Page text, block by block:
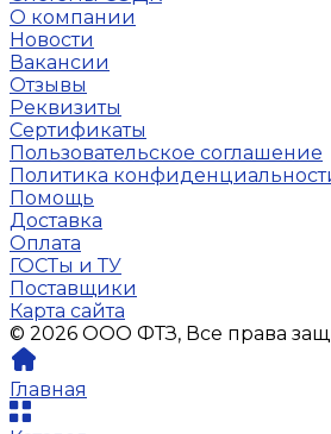
О компании
Новости
Вакансии
Отзывы
Реквизиты
Сертификаты
Пользовательское соглашение
Политика
Помощь
Доставка
Оплата
ГОСТы и ТУ
Поставщики
Карта сайта
© 2026 ООО ФТЗ, Все права
Главная